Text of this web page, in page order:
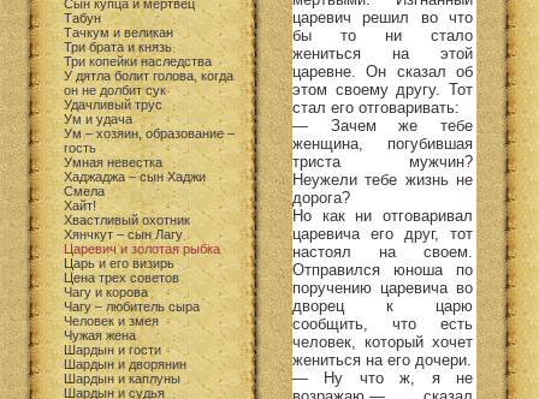
Сын купца и мертвец
Табун
Тачкум и великан
Три брата и князь
Три копейки наследства
У дятла болит голова, когда
он не долбит сук
Удачливый трус
Ум и удача
Ум – хозяин, образование –
гость
Умная невестка
Хаджаджа – сын Хаджи
Смела
Хайт!
Хвастливый охотник
Хянчкут – сын Лагу
Царевич и золотая рыбка
Царь и его визирь
Цена трех советов
Чагу и корова
Чагу – любитель сыра
Человек и змея
Чужая жена
Шардын и гости
Шардын и дворянин
Шардын и каплуны
Шардын и судья
царевич решил во что
бы то ни стало
жениться на этой
царевне. Он сказал об
этом своему другу. Тот
стал его отговаривать:
— Зачем же тебе
женщина, погубившая
триста мужчин?
Неужели тебе жизнь не
дорога?
Но как ни отговаривал
царевича его друг, тот
настоял на своем.
Отправился юноша по
поручению царевича во
дворец к царю
сообщить, что есть
человек, который хочет
жениться на его дочери.
— Ну что ж, я не